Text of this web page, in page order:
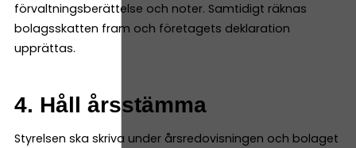
förvaltningsberättelse och noter. Samtidigt räknas
bolagsskatten fram och företagets deklaration
upprättas.
4. Håll årsstämma
Styrelsen ska skriva under årsredovisningen och bolaget